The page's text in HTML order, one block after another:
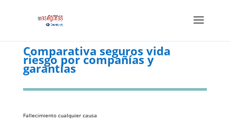
Comparativa seguros vida
riesgo por compañías y
garantías
Fallecimiento cualquier causa